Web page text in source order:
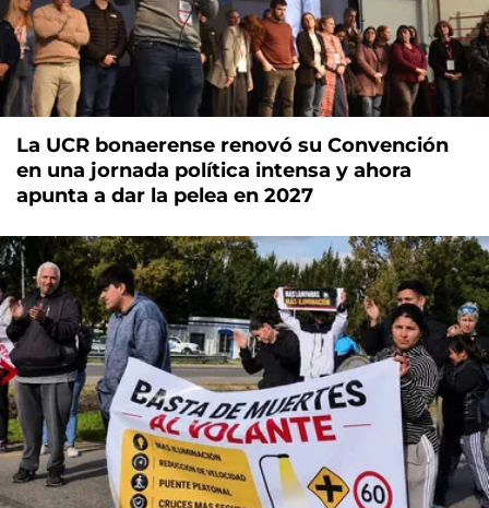
La UCR bonaerense renovó su Convención
en una jornada política intensa y ahora
apunta a dar la pelea en 2027